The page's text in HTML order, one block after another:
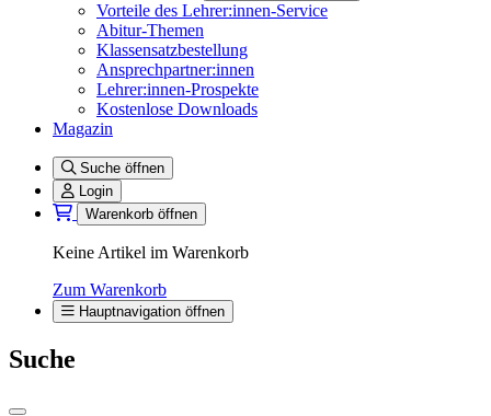
Vorteile des Lehrer:innen-Service
Abitur-Themen
Klassensatzbestellung
Ansprechpartner:innen
Lehrer:innen-Prospekte
Kostenlose Downloads
Magazin
Suche öffnen
Login
Warenkorb öffnen
Keine Artikel im Warenkorb
Zum Warenkorb
Hauptnavigation öffnen
Suche